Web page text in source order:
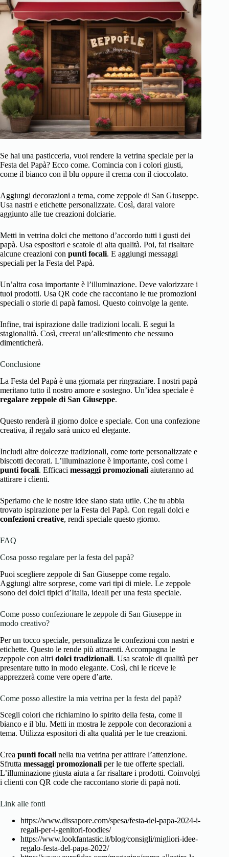
Se hai una pasticceria, vuoi rendere la vetrina speciale per la
Festa del Papà? Ecco come. Comincia con i colori giusti,
come il bianco con il blu oppure il crema con il cioccolato.
Aggiungi decorazioni a tema, come zeppole di San Giuseppe.
Usa nastri e etichette personalizzate. Così, darai valore
aggiunto alle tue creazioni dolciarie.
Metti in vetrina dolci che mettono d’accordo tutti i gusti dei
papà. Usa espositori e scatole di alta qualità. Poi, fai risaltare
alcune creazioni con punti focali. E aggiungi messaggi
speciali per la Festa del Papà.
Un’altra cosa importante è l’illuminazione. Deve valorizzare i
tuoi prodotti. Usa QR code che raccontano le tue promozioni
speciali o storie di papà famosi. Questo coinvolge la gente.
Infine, trai ispirazione dalle tradizioni locali. E segui la
stagionalità. Così, creerai un’allestimento che nessuno
dimenticherà.
Conclusione
La Festa del Papà è una giornata per ringraziare. I nostri papà
meritano tutto il nostro amore e sostegno. Un’idea speciale è
regalare zeppole di San Giuseppe.
Questo renderà il giorno dolce e speciale. Con una confezione
creativa, il regalo sarà unico ed elegante.
Includi altre dolcezze tradizionali, come torte personalizzate e
biscotti decorati. L’illuminazione è importante, così come i
punti focali. Efficaci messaggi promozionali aiuteranno ad
attirare i clienti.
Speriamo che le nostre idee siano stata utile. Che tu abbia
trovato ispirazione per la Festa del Papà. Con regali dolci e
confezioni creative, rendi speciale questo giorno.
FAQ
Cosa posso regalare per la festa del papà?
Puoi scegliere zeppole di San Giuseppe come regalo.
Aggiungi altre sorprese, come vari tipi di miele. Le zeppole
sono dei dolci tipici d’Italia, ideali per una festa speciale.
Come posso confezionare le zeppole di San Giuseppe in
modo creativo?
Per un tocco speciale, personalizza le confezioni con nastri e
etichette. Questo le rende più attraenti. Accompagna le
zeppole con altri dolci tradizionali. Usa scatole di qualità per
presentare tutto in modo elegante. Così, chi le riceve le
apprezzerà come vere opere d’arte.
Come posso allestire la mia vetrina per la festa del papà?
Scegli colori che richiamino lo spirito della festa, come il
bianco e il blu. Metti in mostra le zeppole con decorazioni a
tema. Utilizza espositori di alta qualità per le tue creazioni.
Crea punti focalinella tua vetrina per attirare l’attenzione.
Sfrutta messaggi promozionaliper le tue offerte speciali.
L’illuminazione giusta aiuta a far risaltare i prodotti. Coinvolgi
i clienti con QR code che raccontano storie di papà noti.
Link alle fonti
https://www.dissapore.com/spesa/festa-del-papa-2024-i-
regali-per-i-genitori-foodies/
https://www.lookfantastic.it/blog/consigli/migliori-idee-
regalo-festa-del-papa-2022/